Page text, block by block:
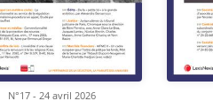
N°17 - 24 avril 2026